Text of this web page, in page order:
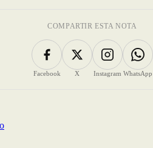
COMPARTIR ESTA NOTA
Facebook X Instagram WhatsApp